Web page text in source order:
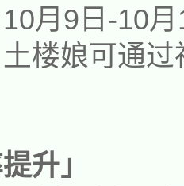
10月9日-10
土楼娘可通
升」